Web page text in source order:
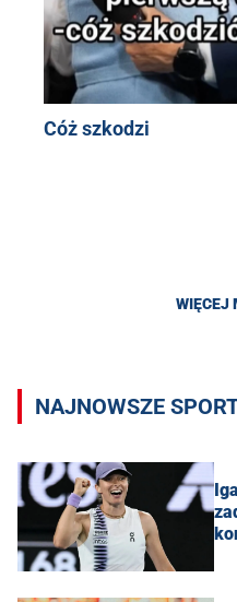
Cóż szkodzi
WIĘCEJ
NAJNOWSZE